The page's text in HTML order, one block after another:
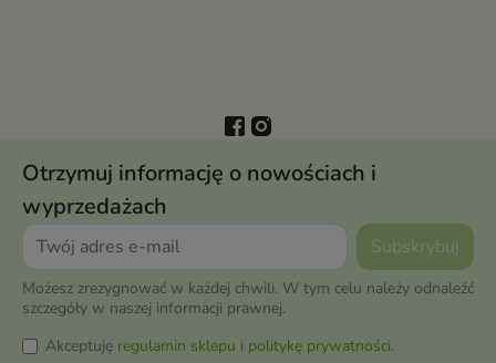
Otrzymuj informację o nowościach i
wyprzedażach
Możesz zrezygnować w każdej chwili. W tym celu należy odnaleźć
szczegóły w naszej informacji prawnej.
Akceptuję regulamin sklepu i politykę prywatności.